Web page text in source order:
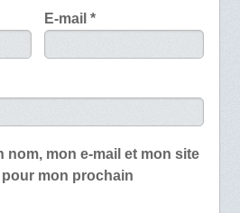
E-mail*
nom, mon e-mail et mon site
mon prochain